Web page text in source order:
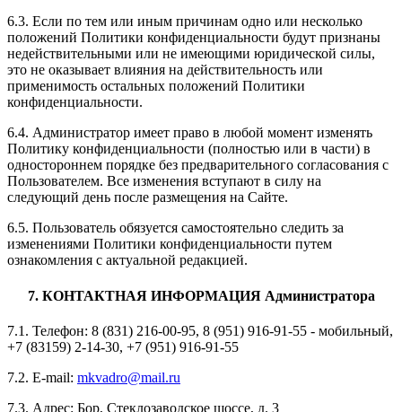
6.3. Если по тем или иным причинам одно или несколько
положений Политики конфиденциальности будут признаны
недействительными или не имеющими юридической силы,
это не оказывает влияния на действительность или
применимость остальных положений Политики
конфиденциальности.
6.4. Администратор имеет право в любой момент изменять
Политику конфиденциальности (полностью или в части) в
одностороннем порядке без предварительного согласования с
Пользователем. Все изменения вступают в силу на
следующий день после размещения на Сайте.
6.5. Пользователь обязуется самостоятельно следить за
изменениями Политики конфиденциальности путем
ознакомления с актуальной редакцией.
7. КОНТАКТНАЯ ИНФОРМАЦИЯ Администратора
7.1. Телефон: 8 (831) 216-00-95, 8 (951) 916-91-55 - мобильный,
+7 (83159) 2-14-30, +7 (951) 916-91-55
7.2. E-mail: mkvadro@mail.ru
7.3. Адрес: Бор, Стеклозаводское шоссе, д. 3